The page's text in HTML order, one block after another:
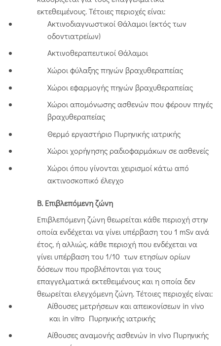
εκτεθειμένους. Τέτοιες περιοχές είναι:
Ακτινοδιαγνωστικοί Θάλαμοι (εκτός των
οδοντιατρείων)
Ακτινοθεραπευτικοί Θάλαμοι
Χώροι φύλαξης πηγών βραχυθεραπείας
Χώροι εφαρμογής πηγών βραχυθεραπείας
Χώροι απομόνωσης ασθενών που φέρουν πηγές
βραχυθεραπείας
Θερμό εργαστήριο Πυρηνικής ιατρικής
Χώροι χορήγησης ραδιοφαρμάκων σε ασθενείς
Χώροι όπου γίνονται χειρισμοί κάτω από
ακτινοσκοπικό έλεγχο
Β. Επιβλεπόμενη ζώνη
Επιβλεπόμενη ζώνη θεωρείται κάθε περιοχή στην
οποία ενδέχεται να γίνει υπέρβαση του 1 mSv ανά
έτος, ή αλλιώς, κάθε περιοχή που ενδέχεται να
γίνει υπέρβαση του 1/10 των ετησίων ορίων
δόσεων που προβλέπονται για τους
επαγγελματικά εκτεθειμένους και η οποία δεν
θεωρείται ελεγχόμενη ζώνη. Τέτοιες περιοχές είναι:
Αίθουσες μετρήσεων και απεικονίσεων in vivo
και in vitro Πυρηνικής ιατρικής
Αίθουσες αναμονής ασθενών in vivo Πυρηνικής